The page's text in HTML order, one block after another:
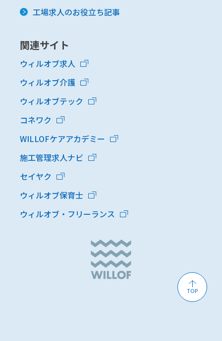
TOP
工場求人のお役立ち記事
関連サイト
ウィルオブ求人
ウィルオブ介護
ウィルオブテック
コネワク
WILLOFケアアカデミー
施工管理求人ナビ
セイヤク
ウィルオブ保育士
ウィルオブ・フリーランス